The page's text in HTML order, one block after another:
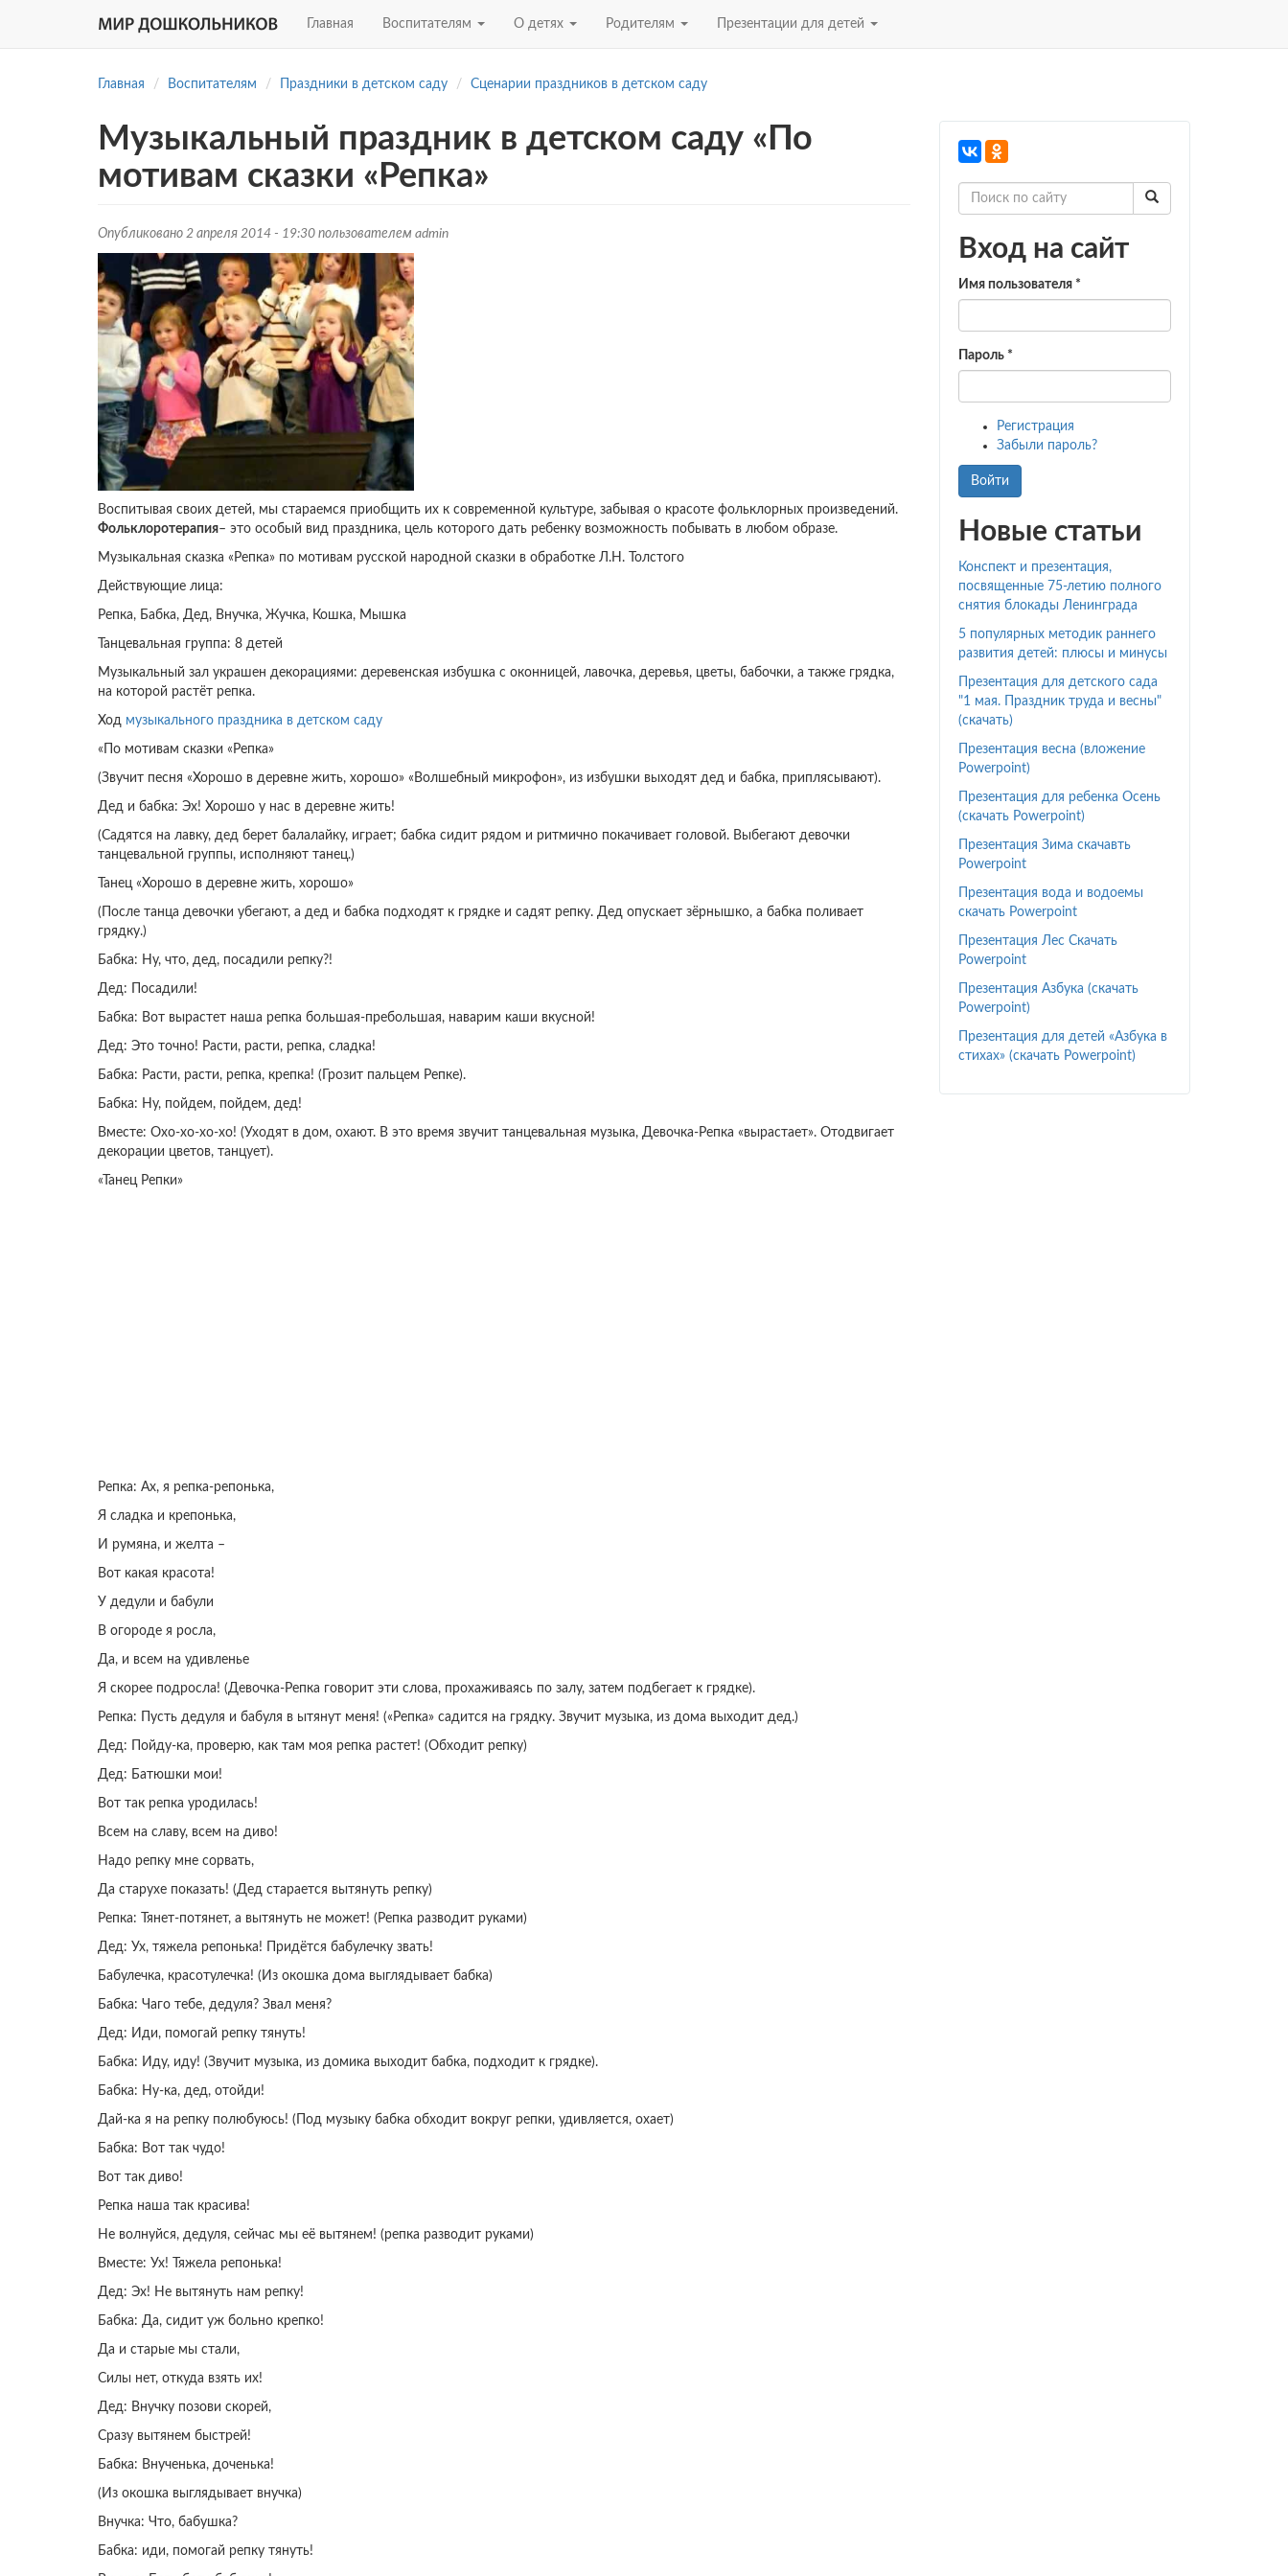
Главная Воспитателям О детях Родителям Презентации для детей
Главная Воспитателям Праздники в детском саду Сценарии праздников в детском саду
Музыкальный праздник в детском саду «По
мотивам сказки «Репка»
Опубликовано 2 апреля 2014 - 19:30 пользователем admin
Воспитывая своих детей, мы стараемся приобщить их к современной культуре, забывая о красоте фольклорных произведений.
Фольклоротерапия– это особый вид праздника, цель которого дать ребенку возможность побывать в любом образе.
Музыкальная сказка «Репка» по мотивам русской народной сказки в обработке Л.Н. Толстого
Действующие лица:
Репка, Бабка, Дед, Внучка, Жучка, Кошка, Мышка
Танцевальная группа: 8 детей
Музыкальный зал украшен декорациями: деревенская избушка с оконницей, лавочка, деревья, цветы, бабочки, а также грядка,
на которой растёт репка.
Ход музыкального праздника в детском саду
«По мотивам сказки «Репка»
(Звучит песня «Хорошо в деревне жить, хорошо» «Волшебный микрофон», из избушки выходят дед и бабка, приплясывают).
Дед и бабка: Эх! Хорошо у нас в деревне жить!
(Садятся на лавку, дед берет балалайку, играет; бабка сидит рядом и ритмично покачивает головой. Выбегают девочки
танцевальной группы, исполняют танец.)
Танец «Хорошо в деревне жить, хорошо»
(После танца девочки убегают, а дед и бабка подходят к грядке и садят репку. Дед опускает зёрнышко, а бабка поливает
грядку.)
Бабка: Ну, что, дед, посадили репку?!
Дед: Посадили!
Бабка: Вот вырастет наша репка большая-пребольшая, наварим каши вкусной!
Дед: Это точно! Расти, расти, репка, сладка!
Бабка: Расти, расти, репка, крепка! (Грозит пальцем Репке).
Бабка: Ну, пойдем, пойдем, дед!
Вместе: Охо-хо-хо-хо! (Уходят в дом, охают. В это время звучит танцевальная музыка, Девочка-Репка «вырастает». Отодвигает
декорации цветов, танцует).
«Танец Репки»
Репка: Ах, я репка-репонька,
Я сладка и крепонька,
И румяна, и желта –
Вот какая красота!
У дедули и бабули
В огороде я росла,
Да, и всем на удивленье
Я скорее подросла! (Девочка-Репка говорит эти слова, прохаживаясь по залу, затем подбегает к грядке).
Репка: Пусть дедуля и бабуля в ытянут меня! («Репка» садится на грядку. Звучит музыка, из дома выходит дед.)
Дед: Пойду-ка, проверю, как там моя репка растет! (Обходит репку)
Дед: Батюшки мои!
Вот так репка уродилась!
Всем на славу, всем на диво!
Надо репку мне сорвать,
Да старухе показать! (Дед старается вытянуть репку)
Репка: Тянет-потянет, а вытянуть не может! (Репка разводит руками)
Дед: Ух, тяжела репонька! Придётся бабулечку звать!
Бабулечка, красотулечка! (Из окошка дома выглядывает бабка)
Бабка: Чаго тебе, дедуля? Звал меня?
Дед: Иди, помогай репку тянуть!
Бабка: Иду, иду! (Звучит музыка, из домика выходит бабка, подходит к грядке).
Бабка: Ну-ка, дед, отойди!
Дай-ка я на репку полюбуюсь! (Под музыку бабка обходит вокруг репки, удивляется, охает)
Бабка: Вот так чудо!
Вот так диво!
Репка наша так красива!
Не волнуйся, дедуля, сейчас мы её вытянем! (репка разводит руками)
Вместе: Ух! Тяжела репонька!
Дед: Эх! Не вытянуть нам репку!
Бабка: Да, сидит уж больно крепко!
Да и старые мы стали,
Силы нет, откуда взять их!
Дед: Внучку позови скорей,
Сразу вытянем быстрей!
Бабка: Внученька, доченька!
(Из окошка выглядывает внучка)
Внучка: Что, бабушка?
Бабка: иди, помогай репку тянуть!
Вход на сайт
Имя пользователя *
Пароль *
Регистрация
Забыли пароль?
Войти
Новые статьи
Конспект и презентация,
посвященные 75-летию полного
снятия блокады Ленинграда
5 популярных методик раннего
развития детей: плюсы и минусы
Презентация для детского сада
"1 мая. Праздник труда и весны"
(скачать)
Презентация весна (вложение
Powerpoint)
Презентация для ребенка Осень
(скачать Powerpoint)
Презентация Зима скачавть
Powerpoint
Презентация вода и водоемы
скачать Powerpoint
Презентация Лес Скачать
Powerpoint
Презентация Азбука (скачать
Powerpoint)
Презентация для детей «Азбука в
стихах» (скачать Powerpoint)